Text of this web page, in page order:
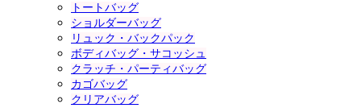
トートバッグ
ショルダーバッグ
リュック・バックパック
ボディバッグ・サコッシュ
クラッチ・パーティバッグ
カゴバッグ
クリアバッグ